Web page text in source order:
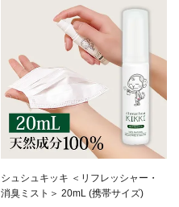
シュシュキッキ ＜リフレッシャー・
消臭ミスト＞ 20mL (携帯サイズ)